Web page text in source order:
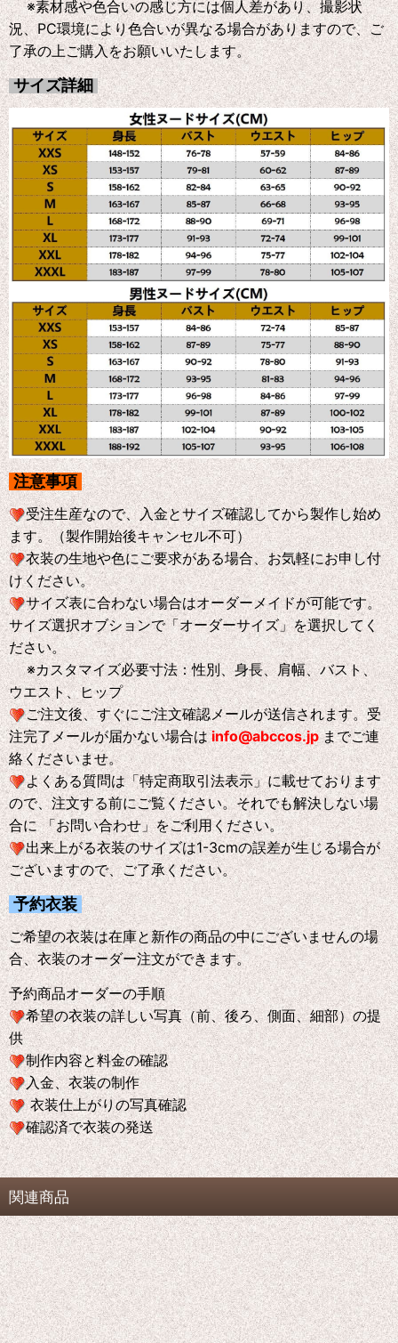
※素材感や色合いの感じ方には個人差があり、撮影状
況、PC環境により色合いが異なる場合がありますので、ご
了承の上ご購入をお願いいたします。
サイズ詳細
注意事項
受注生産なので、入金とサイズ確認してから製作し始め
ます。（製作開始後キャンセル不可）
衣装の生地や色にご要求がある場合、お気軽にお申し付
けください。
サイズ表に合わない場合はオーダーメイドが可能です。
サイズ選択オブションで「オーダーサイズ」を選択してく
ださい。
※カスタマイズ必要寸法：性別、身長、肩幅、バスト、
ウエスト、ヒップ
ご注文後、すぐにご注文確認メールが送信されます。受
注完了メールが届かない場合はinfo@abccos.jp までご連
絡くださいませ。
よくある質問は「特定商取引法表示」に載せております
ので、注文する前にご覧ください。それでも解決しない場
合に 「お問い合わせ」をご利用ください。
出来上がる衣装のサイズは1-3cmの誤差が生じる場合が
ございますので、ご了承ください。
予約衣装
ご希望の衣装は在庫と新作の商品の中にございませんの場
合、衣装のオーダー注文ができます。
予約商品オーダーの手順
希望の衣装の詳しい写真（前、後ろ、側面、細部）の提
供
制作内容と料金の確認
入金、衣装の制作
衣装仕上がりの写真確認
確認済で衣装の発送
関連商品